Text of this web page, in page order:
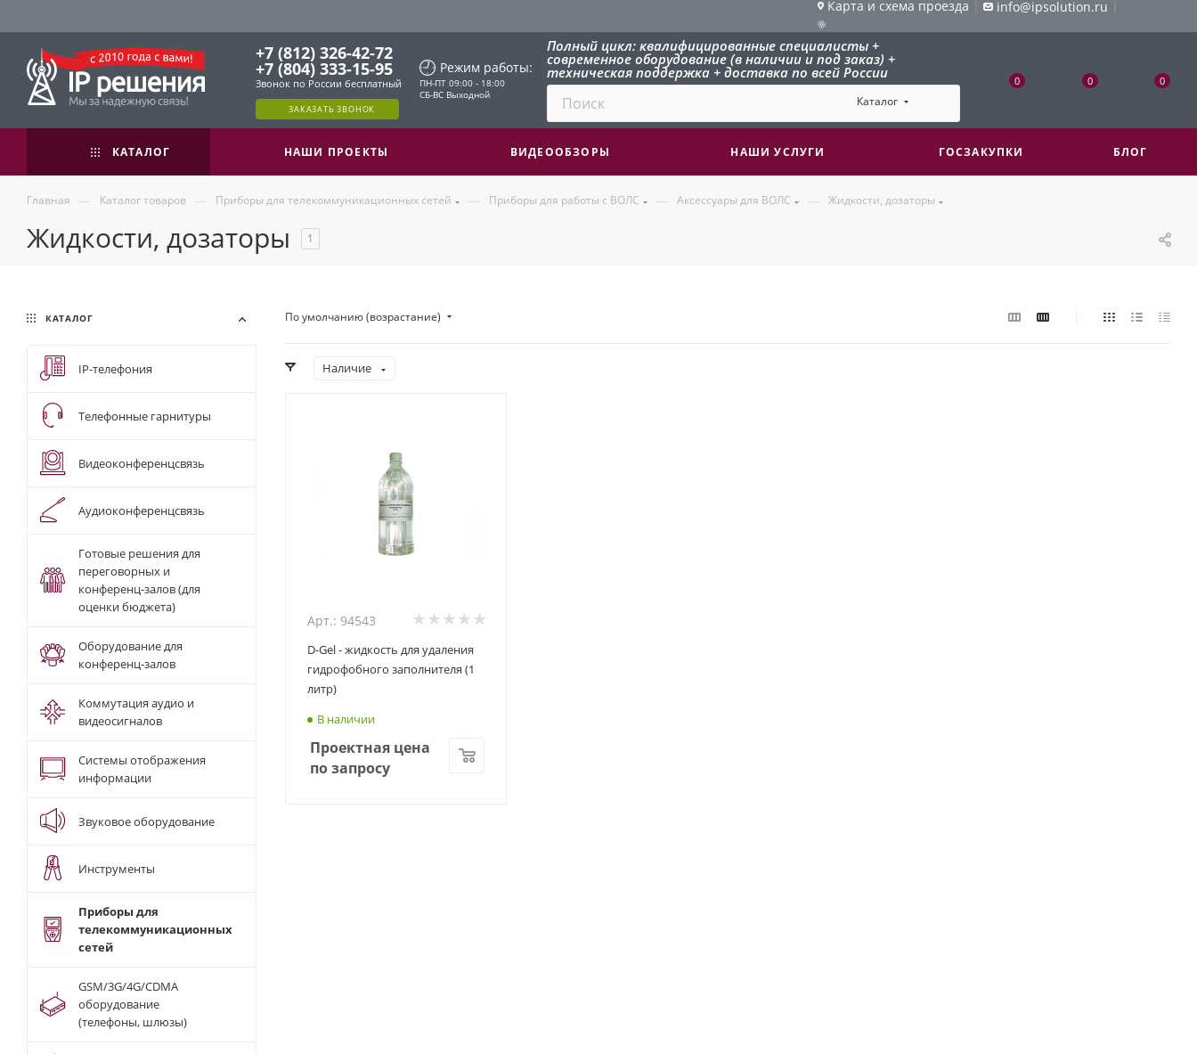
Карта и схема проезда | info@ipsolution.ru |
+7 (812) 326-42-72
+7 (804) 333-15-95
Звонок по России бесплатный
ЗАКАЗАТЬ ЗВОНОК
Режим работы:
ПН-ПТ 09:00 - 18:00
СБ-ВС Выходной
Полный цикл: квалифицированные специалисты +
современное оборудование (в наличии и под заказ) +
техническая поддержка + доставка по всей России
Каталог
0 0 0
КАТАЛОГ НАШИ ПРОЕКТЫ ВИДЕООБЗОРЫ НАШИ УСЛУГИ ГОСЗАКУПКИ БЛОГ
Главная — Каталог товаров — Приборы для телекоммуникационных сетей — Приборы для работы с ВОЛС — Аксессуары для ВОЛС — Жидкости, дозаторы
Жидкости, дозаторы 1
По умолчанию (возрастание)
Наличие
Арт.: 94543
D-Gel - жидкость для удаления
гидрофобного заполнителя (1
литр)
В наличии
Проектная цена
по запросу
КАТАЛОГ
IP-телефония
Телефонные гарнитуры
Видеоконференцсвязь
Аудиоконференцсвязь
Готовые решения для
переговорных и
конференц-залов (для
оценки бюджета)
Оборудование для
конференц-залов
Коммутация аудио и
видеосигналов
Системы отображения
информации
Звуковое оборудование
Инструменты
Приборы для
телекоммуникационных
сетей
GSM/3G/4G/CDMA
оборудование
(телефоны, шлюзы)